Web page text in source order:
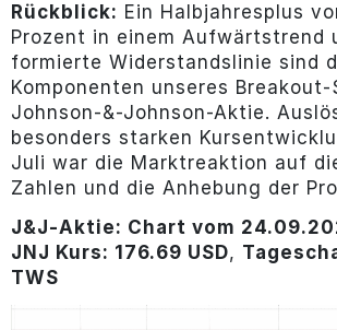
Rückblick: Ein Halbjahresplus
Prozent in einem Aufwärtstrend
formierte Widerstandslinie sind
Komponenten unseres
Johnson-&-Johnson-Aktie.
besonders starken
Juli war die Marktreaktion auf
Zahlen und die Anhebung der
J&J-Aktie: Chart vom
JNJ Kurs: 176.69 USD,
TWS